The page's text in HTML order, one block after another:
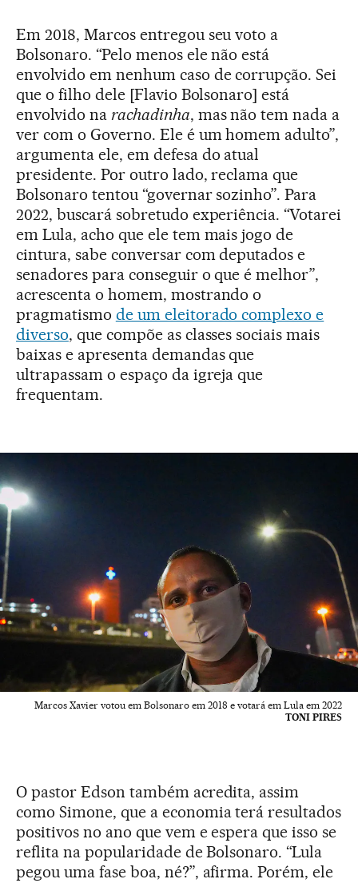
Em 2018, Marcos entregou seu voto a
Bolsonaro. “Pelo menos ele não está
envolvido em nenhum caso de corrupção. Sei
que o filho dele [Flavio Bolsonaro] está
envolvido na rachadinha, mas não tem nada a
ver com o Governo. Ele é um homem adulto”,
argumenta ele, em defesa do atual
presidente. Por outro lado, reclama que
Bolsonaro tentou “governar sozinho”. Para
2022, buscará sobretudo experiência. “Votarei
em Lula, acho que ele tem mais jogo de
cintura, sabe conversar com deputados e
senadores para conseguir o que é melhor”,
acrescenta o homem, mostrando o
pragmatismo de um eleitorado complexo e
diverso, que compõe as classes sociais mais
baixas e apresenta demandas que
ultrapassam o espaço da igreja que
frequentam.
Marcos Xavier votou em Bolsonaro em 2018 e votará em Lula em 2022
TONI PIRES
O pastor Edson também acredita, assim
como Simone, que a economia terá resultados
positivos no ano que vem e espera que isso se
reflita na popularidade de Bolsonaro. “Lula
pegou uma fase boa, né?”, afirma. Porém, ele